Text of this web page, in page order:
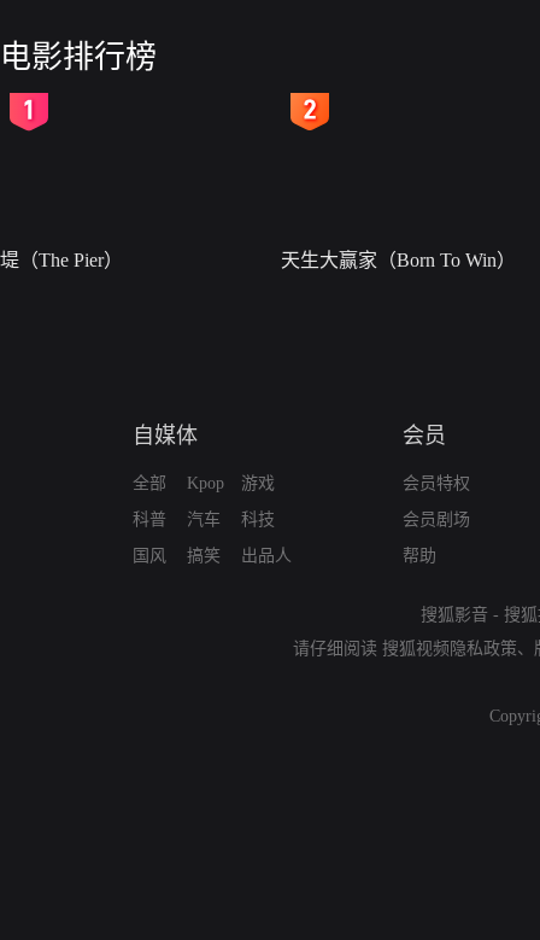
电影排行榜
堤（The Pier） 天生大赢家（Born To Win）
自媒体
全部
科普
国风
Kpop
汽车
搞笑
游戏
科技
出品人
会员
会员特权
会员剧场
帮助
搜狐影音 - 搜
请仔细阅读 搜狐视频隐私政策、